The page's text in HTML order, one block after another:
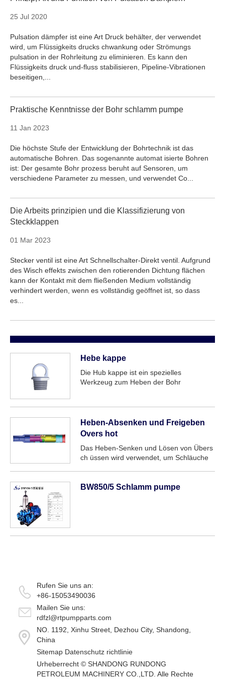
25 Jul 2020
Pulsation dämpfer ist eine Art Druck behälter, der verwendet
wird, um Flüssigkeits drucks chwankung oder Strömungs
pulsation in der Rohrleitung zu eliminieren. Es kann den
Flüssigkeits druck und-fluss stabilisieren, Pipeline-Vibrationen
beseitigen,...
Praktische Kenntnisse der Bohr schlamm pumpe
11 Jan 2023
Die höchste Stufe der Entwicklung der Bohrtechnik ist das
automatische Bohren. Das sogenannte automat isierte Bohren
ist: Der gesamte Bohr prozess beruht auf Sensoren, um
verschiedene Parameter zu messen, und verwendet Co...
Die Arbeits prinzipien und die Klassifizierung von
Steckklappen
01 Mar 2023
Stecker ventil ist eine Art Schnellschalter-Direkt ventil. Aufgrund
des Wisch effekts zwischen den rotierenden Dichtung flächen
kann der Kontakt mit dem fließenden Medium vollständig
verhindert werden, wenn es vollständig geöffnet ist, so dass
es...
Hebe kappe
Die Hub kappe ist ein spezielles
Werkzeug zum Heben der Bohr
Heben-Absenken und Freigeben
Overs hot
Das Heben-Senken und Lösen von Übers
ch üssen wird verwendet, um Schläuche
eine Rohrs chnur stecken bleibt. Nach
BW850/5 Schlamm pumpe
Rufen Sie uns an:
+86-15053490036
Mailen Sie uns:
rdfzl@rtpumpparts.com
NO. 1192, Xinhu Street, Dezhou City, Shandong,
China
Sitemap Datenschutz richtlinie
Urheberrecht © SHANDONG RUNDONG
PETROLEUM MACHINERY CO.,LTD. Alle Rechte